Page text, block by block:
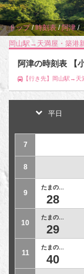
トップ/時刻表/阿津/
岡山駅→天満屋・築港
阿津の時刻表 【
【行き先】岡山駅→
平日
7
8
9
たまの...
28
10
たまの...
29
11
たまの...
40